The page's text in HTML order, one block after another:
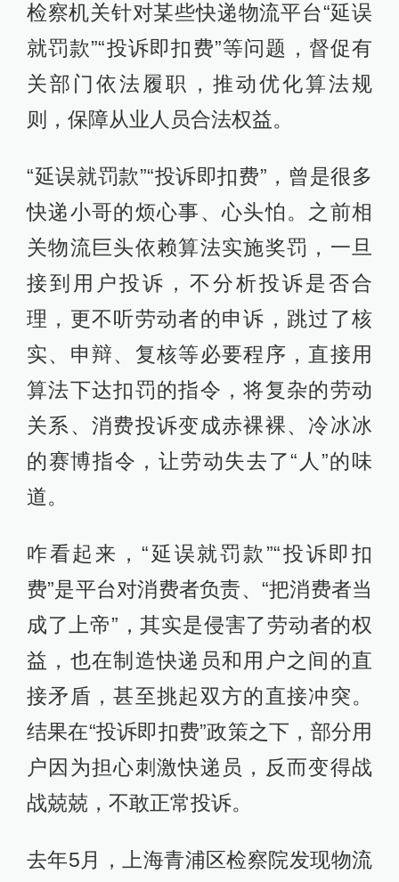
检察机关针对某些快递物流平台“延误
就罚款”“投诉即扣费”等问题，督促有
关部门依法履职，推动优化算法规
则，保障从业人员合法权益。
“延误就罚款”“投诉即扣费”，曾是很多
快递小哥的烦心事、心头怕。之前相
关物流巨头依赖算法实施奖罚，一旦
接到用户投诉，不分析投诉是否合
理，更不听劳动者的申诉，跳过了核
实、申辩、复核等必要程序，直接用
算法下达扣罚的指令，将复杂的劳动
关系、消费投诉变成赤裸裸、冷冰冰
的赛博指令，让劳动失去了“人”的味
道。
咋看起来，“延误就罚款”“投诉即扣
费”是平台对消费者负责、“把消费者当
成了上帝”，其实是侵害了劳动者的权
益，也在制造快递员和用户之间的直
接矛盾，甚至挑起双方的直接冲突。
结果在“投诉即扣费”政策之下，部分用
户因为担心刺激快递员，反而变得战
战兢兢，不敢正常投诉。
去年5月，上海青浦区检察院发现物流